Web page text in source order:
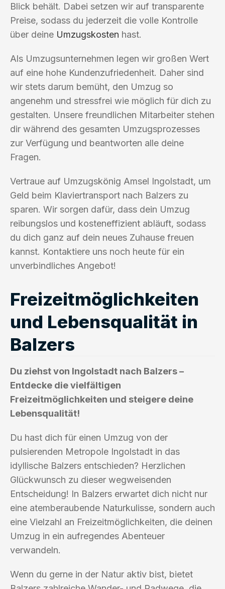
Blick behält. Dabei setzen wir auf transparente
Preise, sodass du jederzeit die volle Kontrolle
über deine Umzugskosten hast.
Als Umzugsunternehmen legen wir großen Wert
auf eine hohe Kundenzufriedenheit. Daher sind
wir stets darum bemüht, den Umzug so
angenehm und stressfrei wie möglich für dich zu
gestalten. Unsere freundlichen Mitarbeiter stehen
dir während des gesamten Umzugsprozesses
zur Verfügung und beantworten alle deine
Fragen.
Vertraue auf Umzugskönig Amsel Ingolstadt, um
Geld beim Klaviertransport nach Balzers zu
sparen. Wir sorgen dafür, dass dein Umzug
reibungslos und kosteneffizient abläuft, sodass
du dich ganz auf dein neues Zuhause freuen
kannst. Kontaktiere uns noch heute für ein
unverbindliches Angebot!
Freizeitmöglichkeiten
und Lebensqualität in
Balzers
Du ziehst von Ingolstadt nach Balzers –
Entdecke die vielfältigen
Freizeitmöglichkeiten und steigere deine
Lebensqualität!
Du hast dich für einen Umzug von der
pulsierenden Metropole Ingolstadt in das
idyllische Balzers entschieden? Herzlichen
Glückwunsch zu dieser wegweisenden
Entscheidung! In Balzers erwartet dich nicht nur
eine atemberaubende Naturkulisse, sondern auch
eine Vielzahl an Freizeitmöglichkeiten, die deinen
Umzug in ein aufregendes Abenteuer
verwandeln.
Wenn du gerne in der Natur aktiv bist, bietet